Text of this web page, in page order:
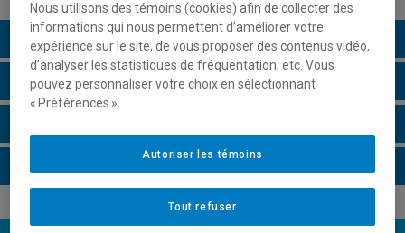
Description du cours
Horaire - Été 2026
Nous utilisons des témoins (cookies) afin de collecter des
informations qui nous permettent d’améliorer votre
expérience sur le site, de vous proposer des contenus vidéo,
d’analyser les statistiques de fréquentation, etc. Vous
pouvez personnaliser votre choix en sélectionnant
« Préférences ».
Tout refuser
Autoriser les témoins